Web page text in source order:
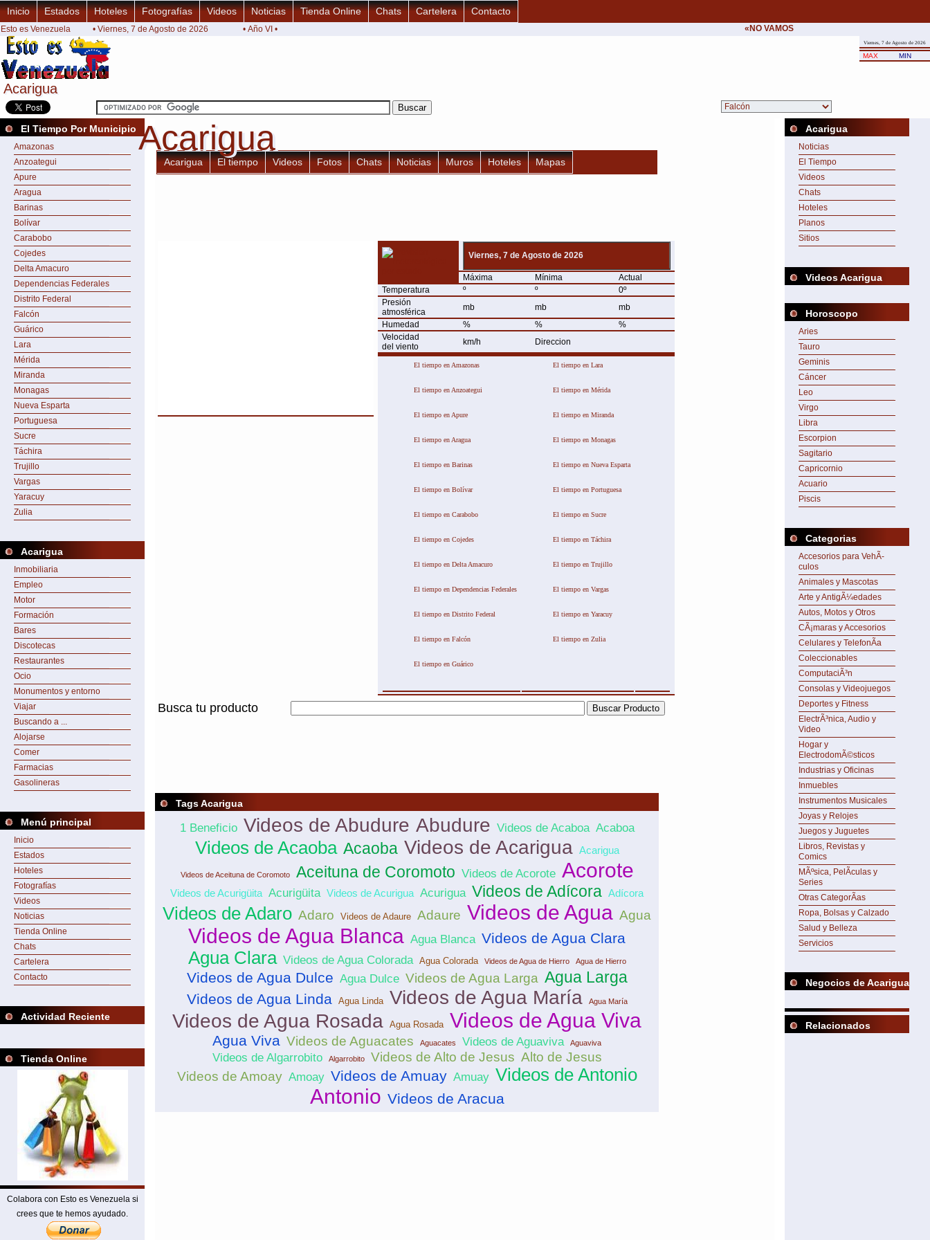
Acarigua
Acarigua
Inicio Estados Hoteles Fotografías Videos Noticias Tienda Online Chats Cartelera Contacto
Esto es Venezuela • Viernes, 7 de Agosto de 2026 • Año VI • «NO VAMOS A CEDER NUNCA AL CHANTAJE
Viernes, 7 de Agosto de 2026
MAX MIN
El Tiempo Por Municipio
Amazonas
Anzoategui
Apure
Aragua
Barinas
Bolívar
Carabobo
Cojedes
Delta Amacuro
Dependencias Federales
Distrito Federal
Falcón
Guárico
Lara
Mérida
Miranda
Monagas
Nueva Esparta
Portuguesa
Sucre
Táchira
Trujillo
Vargas
Yaracuy
Zulia
Acarigua
Inmobiliaria
Empleo
Motor
Formación
Bares
Discotecas
Restaurantes
Ocio
Monumentos y entorno
Viajar
Buscando a ...
Alojarse
Comer
Farmacias
Gasolineras
Menú principal
Inicio
Estados
Hoteles
Fotografías
Videos
Noticias
Tienda Online
Chats
Cartelera
Contacto
Actividad Reciente
Tienda Online
Colabora con Esto es Venezuela si
crees que te hemos ayudado.
Acarigua
Acarigua
Acarigua El tiempo Videos Fotos Chats Noticias Muros Hoteles Mapas
Viernes, 7 de Agosto de 2026
Máxima Mínima
Actual
Temperatura
º º
0º
Presión
atmosférica
mb mb
mb
Humedad
% %
%
Velocidad
del viento
km/h Direccion
El tiempo en Amazonas
El tiempo en Anzoategui
El tiempo en Apure
El tiempo en Aragua
El tiempo en Barinas
El tiempo en Bolívar
El tiempo en Carabobo
El tiempo en Cojedes
El tiempo en Delta Amacuro
El tiempo en Dependencias Federales
El tiempo en Distrito Federal
El tiempo en Falcón
El tiempo en Guárico
El tiempo en Lara
El tiempo en Mérida
El tiempo en Miranda
El tiempo en Monagas
El tiempo en Nueva Esparta
El tiempo en Portuguesa
El tiempo en Sucre
El tiempo en Táchira
El tiempo en Trujillo
El tiempo en Vargas
El tiempo en Yaracuy
El tiempo en Zulia
Busca tu producto
Tags Acarigua
1 Beneficio Videos de Abudure Abudure Videos de Acaboa Acaboa
Videos de Acaoba Acaoba Videos de Acarigua Acarigua
Videos de Aceituna de Coromoto Aceituna de Coromoto Videos de Acorote Acorote
Videos de Acurigüita Acurigüita Videos de Acurigua Acurigua Videos de Adícora Adícora
Videos de Adaro Adaro Videos de Adaure Adaure Videos de Agua Agua
Videos de Agua Blanca Agua Blanca Videos de Agua Clara
Agua Clara Videos de Agua Colorada Agua Colorada Videos de Agua de Hierro Agua de Hierro
Videos de Agua Dulce Agua Dulce Videos de Agua Larga Agua Larga
Videos de Agua Linda Agua Linda Videos de Agua María Agua María
Videos de Agua Rosada Agua Rosada Videos de Agua Viva
Agua Viva Videos de Aguacates Aguacates Videos de Aguaviva Aguaviva
Videos de Algarrobito Algarrobito Videos de Alto de Jesus Alto de Jesus
Videos de Amoay Amoay Videos de Amuay Amuay Videos de Antonio
Antonio Videos de Aracua
Acarigua
Noticias
El Tiempo
Videos
Chats
Hoteles
Planos
Sitios
Videos Acarigua
Horoscopo
Aries
Tauro
Geminis
Cáncer
Leo
Virgo
Libra
Escorpion
Sagitario
Capricornio
Acuario
Piscis
Categorias
Accesorios para VehÃ­
culos
Animales y Mascotas
Arte y AntigÃ¼edades
Autos, Motos y Otros
CÃ¡maras y Accesorios
Celulares y TelefonÃ­a
Coleccionables
ComputaciÃ³n
Consolas y Videojuegos
Deportes y Fitness
ElectrÃ³nica, Audio y
Video
Hogar y
ElectrodomÃ©sticos
Industrias y Oficinas
Inmuebles
Instrumentos Musicales
Joyas y Relojes
Juegos y Juguetes
Libros, Revistas y
Comics
MÃºsica, PelÃ­culas y
Series
Otras CategorÃ­as
Ropa, Bolsas y Calzado
Salud y Belleza
Servicios
Negocios de Acarigua
Relacionados